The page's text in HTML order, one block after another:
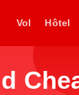
Vol Hôtel